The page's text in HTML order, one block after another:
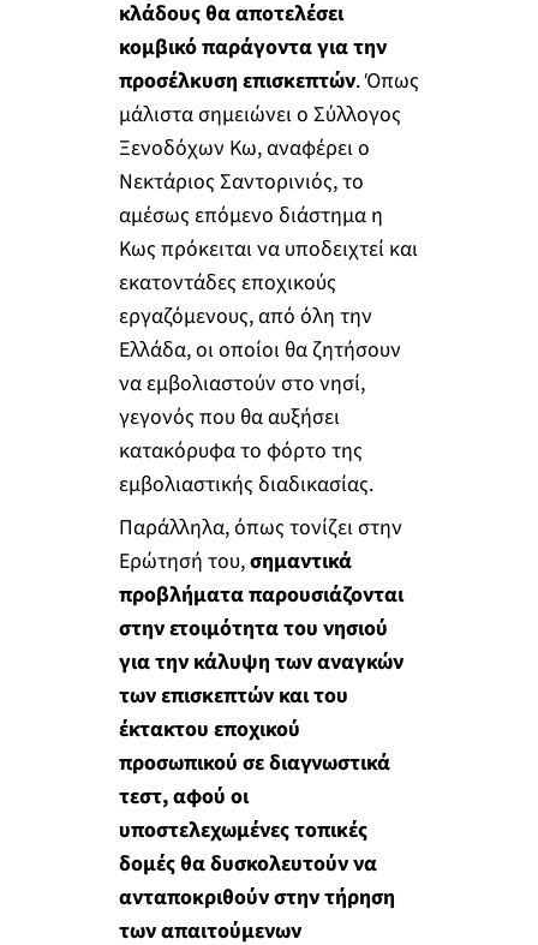
κλάδους θα αποτελέσει
κομβικό παράγοντα για την
προσέλκυση επισκεπτών. Όπως
μάλιστα σημειώνει ο Σύλλογος
Ξενοδόχων Κω, αναφέρει ο
Νεκτάριος Σαντορινιός, το
αμέσως επόμενο διάστημα η
Κως πρόκειται να υποδειχτεί και
εκατοντάδες εποχικούς
εργαζόμενους, από όλη την
Ελλάδα, οι οποίοι θα ζητήσουν
να εμβολιαστούν στο νησί,
γεγονός που θα αυξήσει
κατακόρυφα το φόρτο της
εμβολιαστικής διαδικασίας.
Παράλληλα, όπως τονίζει στην
Ερώτησή του,σημαντικά
προβλήματα παρουσιάζονται
στην ετοιμότητα του νησιού
για την κάλυψη των αναγκών
των επισκεπτών και του
έκτακτου εποχικού
προσωπικού σε διαγνωστικά
τεστ, αφού οι
υποστελεχωμένες τοπικές
δομές θα δυσκολευτούν να
ανταποκριθούν στην τήρηση
των απαιτούμενων